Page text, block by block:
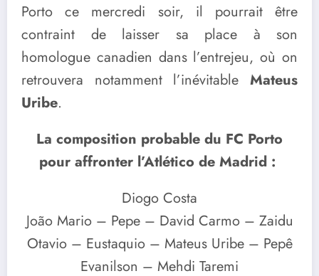
Porto ce mercredi soir, il pourrait être
contraint de laisser sa place à son
homologue canadien dans l’entrejeu, où on
retrouvera notamment l’inévitable Mateus
Uribe.
La composition probable du FC Porto
pour affronter l’Atlético de Madrid :
Diogo Costa
João Mario – Pepe – David Carmo – Zaidu
Otavio – Eustaquio – Mateus Uribe – Pepê
Evanilson – Mehdi Taremi